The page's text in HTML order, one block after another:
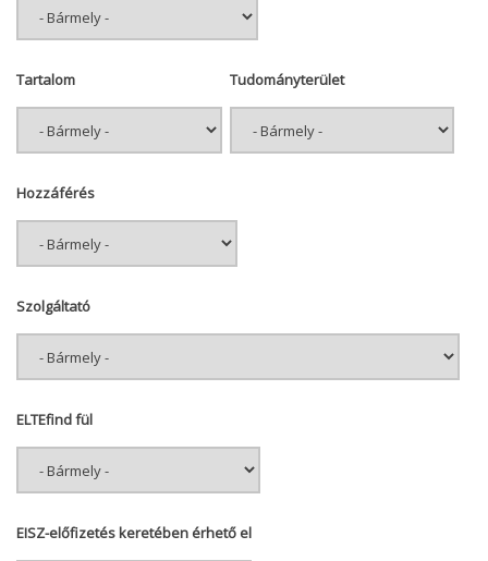
Tartalom Tudományterület
Hozzáférés
Szolgáltató
ELTEfind fül
EISZ-előfizetés keretében érhető el